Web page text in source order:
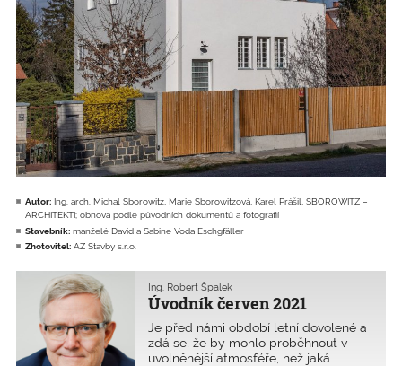
Autor: Ing. arch. Michal Sborowitz, Marie Sborowitzová, Karel Prášil, SBOROWITZ –
ARCHITEKTI; obnova podle původních dokumentů a fotografií
Stavebník: manželé David a Sabine Voda Eschgfäller
Zhotovitel: AZ Stavby s.r.o.
Úvodník červen 2021
Ing. Robert Špalek
Je před námi období letní dovolené a
zdá se, že by mohlo proběhnout v
uvolněnější atmosféře, než jaká